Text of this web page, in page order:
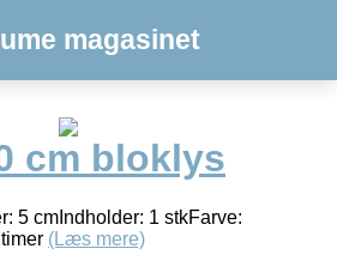
magasinet
cm bloklys
5 cmIndholder: 1 stkFarve:
(Læs mere)